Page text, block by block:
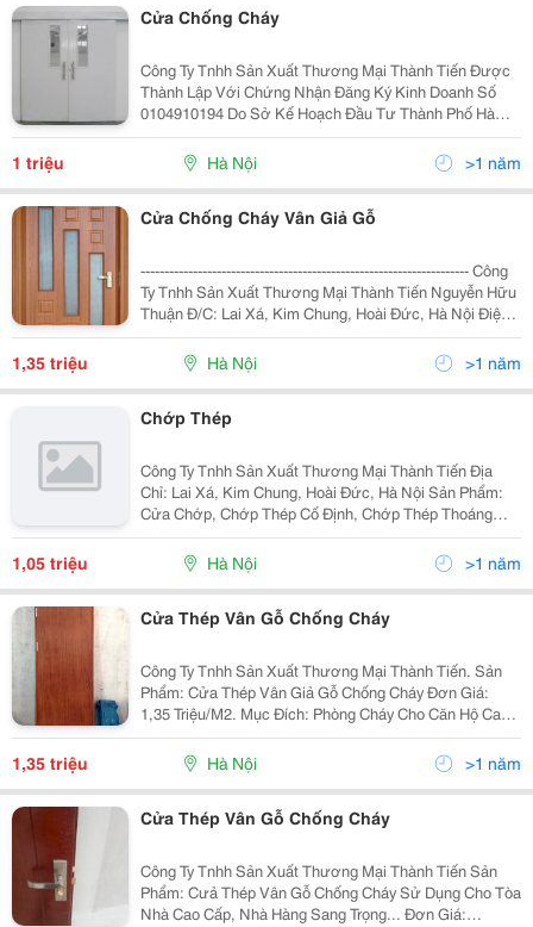
Cửa Chống Cháy
Công Ty Tnhh Sản Xuất Thương Mại Thành Tiến Được
Thành Lập Với Chứng Nhận Đăng Ký Kinh Doanh Số
0104910194 Do Sở Kế Hoạch Đầu Tư Thành Phố Hà
Nội Cấp Ngày 29 Tháng 09 Năm 2010. Công Ty Chúng
Tôi Chuyên Cung Cấp, Lắp Đặt Và Bảo Trì Các Hạng
1 triệu Hà Nội >1 năm
Cửa Chống Cháy Vân Giả Gỗ
--------------------------------------------------------------------- Công
Ty Tnhh Sản Xuất Thương Mại Thành Tiến Nguyễn Hữu
Thuận Đ/C: Lai Xá, Kim Chung, Hoài Đức, Hà Nội Điện
Thoại: 04. 858 829 96/ Fax: 04. 33 661 369 Website:
Thanht
1,35 triệu Hà Nội >1 năm
Chớp Thép
Công Ty Tnhh Sản Xuất Thương Mại Thành Tiến Địa
Chỉ: Lai Xá, Kim Chung, Hoài Đức, Hà Nội Sản Phẩm:
Cửa Chớp, Chớp Thép Cố Định, Chớp Thép Thoáng
Gió... Đơn Giá: 1.05 Triệu/M2. Xin Liên Hệ: Phòng Kinh
1,05 triệu Hà Nội >1 năm
Cửa Thép Vân Gỗ Chống Cháy
Công Ty Tnhh Sản Xuất Thương Mại Thành Tiến. Sản
Phẩm: Cửa Thép Vân Giả Gỗ Chống Cháy Đơn Giá:
1,35 Triệu/M2. Mục Đích: Phòng Cháy Cho Căn Hộ Cao
Cấp, Nhà Hàng, Khách Sạn Sang Trọng, Công Trình
Trọng Điểm.
1,35 triệu Hà Nội >1 năm
Cửa Thép Vân Gỗ Chống Cháy
Công Ty Tnhh Sản Xuất Thương Mại Thành Tiến Sản
Phẩm: Cưả Thép Vân Gỗ Chống Cháy Sử Dụng Cho Tòa
Nhà Cao Cấp, Nhà Hàng Sang Trọng... Đơn Giá: